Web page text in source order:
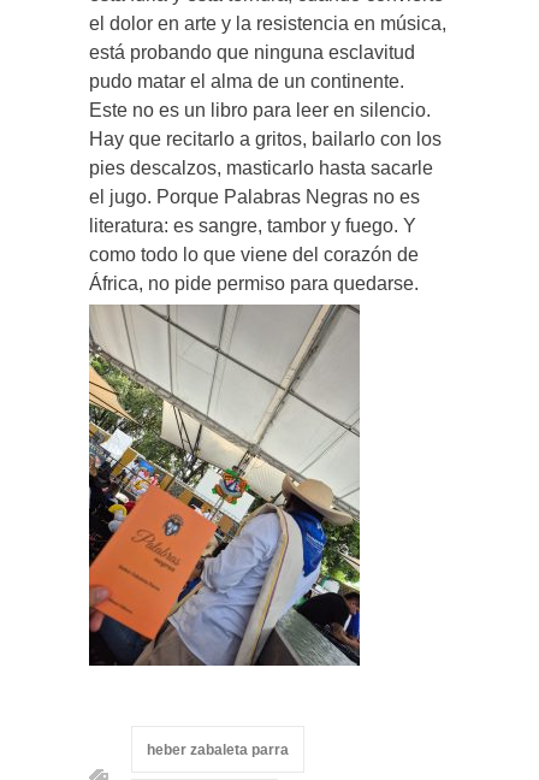
el dolor en arte y la resistencia en música,
está probando que ninguna esclavitud
pudo matar el alma de un continente.
Este no es un libro para leer en silencio.
Hay que recitarlo a gritos, bailarlo con los
pies descalzos, masticarlo hasta sacarle
el jugo. Porque Palabras Negras no es
literatura: es sangre, tambor y fuego. Y
como todo lo que viene del corazón de
África, no pide permiso para quedarse.
heber zabaleta parra